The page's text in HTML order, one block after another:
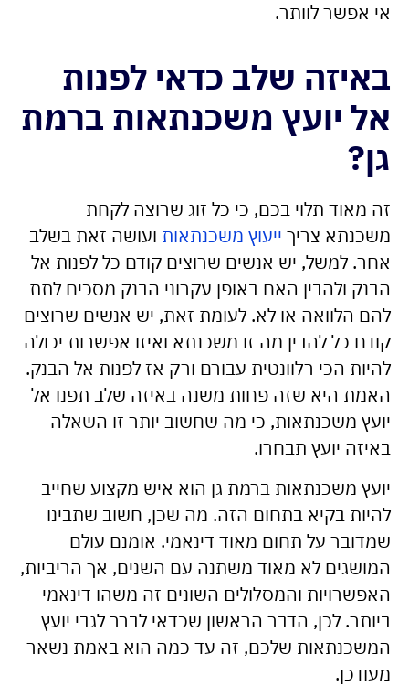
אי אפשר לוותר.
באיזה שלב כדאי לפנות
אל יועץ משכנתאות ברמת
גן?
זה מאוד תלוי בכם, כי כל זוג שרוצה לקחת
משכנתא צריך ייעוץ משכנתאות ועושה זאת בשלב
אחר. למשל, יש אנשים שרוצים קודם כל לפנות אל
הבנק ולהבין האם באופן עקרוני הבנק מסכים לתת
להם הלוואה או לא. לעומת זאת, יש אנשים שרוצים
קודם כל להבין מה זו משכנתא ואיזו אפשרות יכולה
להיות הכי רלוונטית עבורם ורק אז לפנות אל הבנק.
האמת היא שזה פחות משנה באיזה שלב תפנו אל
יועץ משכנתאות, כי מה שחשוב יותר זו השאלה
באיזה יועץ תבחרו.
יועץ משכנתאות ברמת גן הוא איש מקצוע שחייב
להיות בקיא בתחום הזה. מה שכן, חשוב שתבינו
שמדובר על תחום מאוד דינאמי. אומנם עולם
המושגים לא מאוד משתנה עם השנים, אך הריביות,
האפשרויות והמסלולים השונים זה משהו דינאמי
ביותר. לכן, הדבר הראשון שכדאי לברר לגבי יועץ
המשכנתאות שלכם, זה עד כמה הוא באמת נשאר
מעודכן.